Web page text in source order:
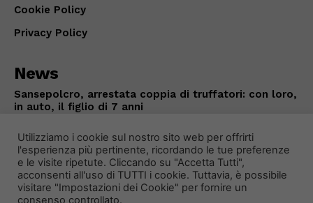
Cookie Policy
Privacy Policy
News
Sansepolcro, arrestata coppia di truffatori: con loro,
in auto, il figlio di 7 anni
Utilizziamo i cookie sul nostro sito web per offrirti
l'esperienza più pertinente, ricordando le tue preferenze
e le visite ripetute. Cliccando su "Accetta Tutti",
acconsenti all'uso di TUTTI i cookie. Tuttavia, è possibile
visitare "Impostazioni dei Cookie" per fornire un
consenso controllato.